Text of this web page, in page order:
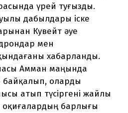
үрей туғызды.
дабылдары іске
Кувейт әуе
дрондар мен
хабарланды.
Амман маңында
байқалып, оларды
атып түсіргені жайлы
оқиғалардың барлығы